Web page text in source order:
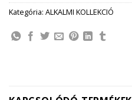
Kategória: ALKALMI KOLLEKCIÓ